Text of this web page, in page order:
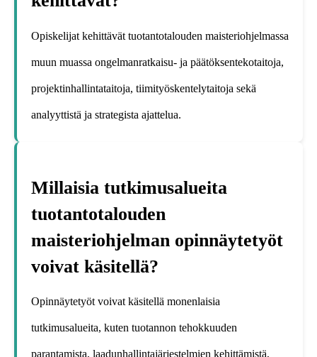
Opiskelijat kehittävät tuotantotalouden maisteriohjelmassa
muun muassa ongelmanratkaisu- ja päätöksentekotaitoja,
projektinhallintataitoja, tiimityöskentelytaitoja sekä
analyyttistä ja strategista ajattelua.
Millaisia tutkimusalueita
tuotantotalouden
maisteriohjelman opinnäytetyöt
voivat käsitellä?
Opinnäytetyöt voivat käsitellä monenlaisia
tutkimusalueita, kuten tuotannon tehokkuuden
parantamista, laadunhallintajärjestelmien kehittämistä,